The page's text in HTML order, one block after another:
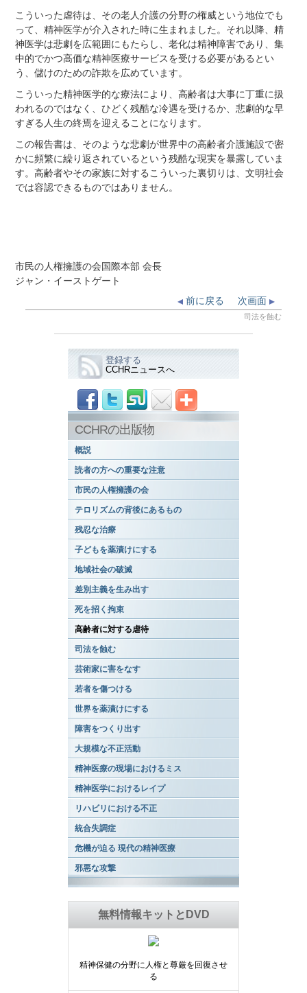
こういった虐待は、その老人介護の分野の権威という地位でも
って、精神医学が介入された時に生まれました。それ以降、精
神医学は悲劇を広範囲にもたらし、老化は精神障害であり、集
中的でかつ高価な精神医療サービスを受ける必要があるとい
う、儲けのための詐欺を広めています。
こういった精神医学的な療法により、高齢者は大事に丁重に扱
われるのではなく、ひどく残酷な冷遇を受けるか、悲劇的な早
すぎる人生の終焉を迎えることになります。
この報告書は、そのような悲劇が世界中の高齢者介護施設で密
かに頻繁に繰り返されているという残酷な現実を暴露していま
す。高齢者やその家族に対するこういった裏切りは、文明社会
では容認できるものではありません。
市民の人権擁護の会国際本部 会長
ジャン・イーストゲート
次画面
前に戻る
司法を蝕む
登録する
CCHRニュースへ
CCHRの出版物
概説
読者の方への重要な注意
市民の人権擁護の会
テロリズムの背後にあるもの
残忍な治療
子どもを薬漬けにする
地域社会の破滅
差別主義を生み出す
死を招く拘束
高齢者に対する虐待
司法を蝕む
芸術家に害をなす
若者を傷つける
世界を薬漬けにする
障害をつくり出す
大規模な不正活動
精神医療の現場におけるミス
精神医学におけるレイプ
リハビリにおける不正
統合失調症
危機が迫る 現代の精神医療
邪悪な攻撃
無料情報キットとDVD
精神保健の分野に人権と尊厳を回復させ
る